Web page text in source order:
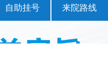
自助挂号 来院路线